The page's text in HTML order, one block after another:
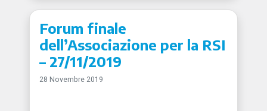
Forum finale
dell’Associazione per la RSI
– 27/11/2019
28 Novembre 2019